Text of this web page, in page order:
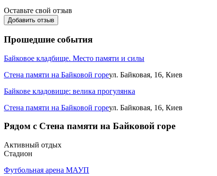
Оставьте свой отзыв
Добавить отзыв
Прошедшие события
Байковое кладбище. Место памяти и силы
Стена памяти на Байковой гореул. Байковая, 16, Киев
Байкове кладовище: велика прогулянка
Стена памяти на Байковой гореул. Байковая, 16, Киев
Рядом с Стена памяти на Байковой горе
Активный отдых
Стадион
Футбольная арена МАУП